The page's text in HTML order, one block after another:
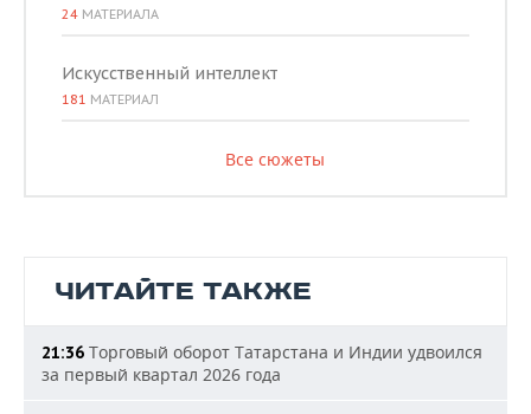
24 МАТЕРИАЛА
Искусственный интеллект
181 МАТЕРИАЛ
Все сюжеты
ЧИТАЙТЕ ТАКЖЕ
21:36 Торговый оборот Татарстана и Индии удвоился
за первый квартал 2026 года